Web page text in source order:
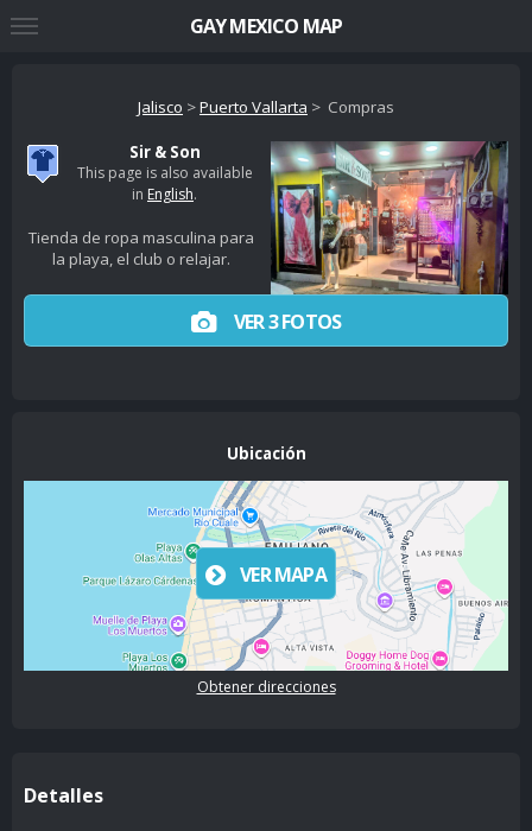
Jalisco >Puerto Vallarta > Compras
Sir & Son
This page is also available
in English.
Tienda de ropa masculina para
la playa, el club o relajar.
VER 3 FOTOS
Ubicación
VER MAPA
Obtener direcciones
Detalles
GAY MEXICO MAP